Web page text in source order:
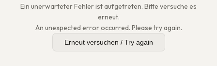
Ein unerwarteter Fehler ist aufgetreten. Bitte versuche es
erneut.
An unexpected error occurred. Please try again.
Erneut versuchen / Try again